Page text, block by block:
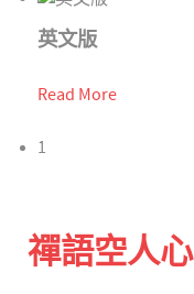
英文版
Read More
1
禪語空人心